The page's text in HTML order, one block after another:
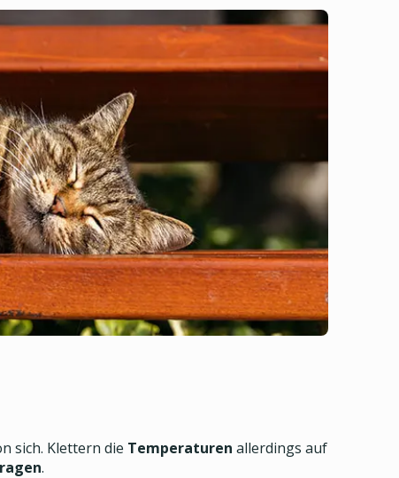
sich. Klettern die Temperaturen allerdings auf
.